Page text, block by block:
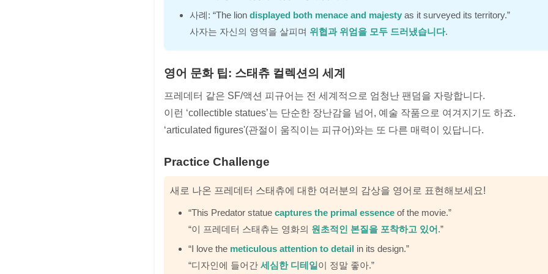
사례: “The lion displayed both menace and majesty as it surveyed its territory.”
사자는 자신의 영역을 살피며 위협과 위엄을 모두 드러냈습니다.
영어 문화 팁: 스태츄 컬렉션의 세계
프레데터 같은 SF/액션 피규어는 전 세계적으로 엄청난 팬덤을 자랑합니다.
이런 ‘collectible statues’는 단순한 장난감을 넘어, 예술 작품으로 여겨지기도 하죠.
‘articulated figures'(관절이 움직이는 피규어)와는 또 다른 매력이 있답니다.
Practice Challenge
새로 나온 프레데터 스태츄에 대한 여러분의 감상을 영어로 표현해보세요!
“This Predator statue captures the primal essence of the movie.”
“이 프레데터 스태츄는 영화의 원초적인 본질을 포착하고 있어.”
“I love the meticulous attention to detail in its design.”
“디자인에 들어간 세심한 디테일이 정말 좋아.”